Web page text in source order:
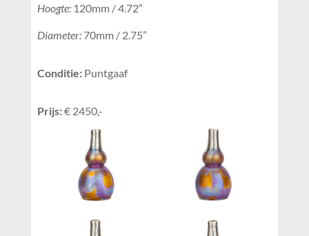
Hoogte: 120mm / 4.72”
Diameter:70mm / 2.75”
Conditie:Puntgaaf
Prijs:€ 2450,-